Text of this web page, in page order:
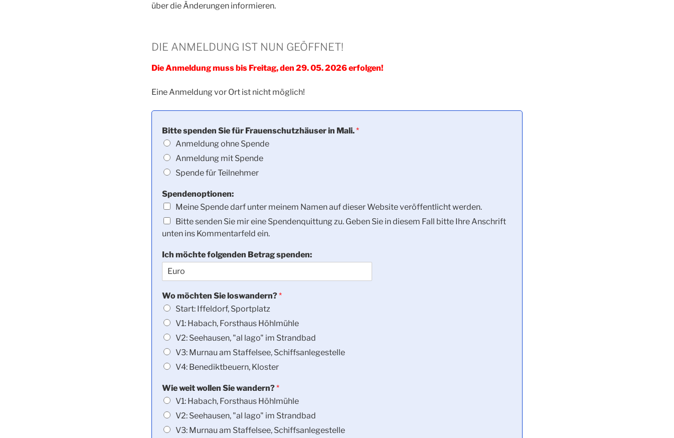
über die Änderungen informieren.
DIE ANMELDUNG IST NUN GEÖFFNET!
Die Anmeldung muss bis Freitag, den 29. 05. 2026 erfolgen!
Eine Anmeldung vor Ort ist nicht möglich!
Bitte spenden Sie für Frauenschutzhäuser in Mali.*
Anmeldung ohne Spende
Anmeldung mit Spende
Spende für Teilnehmer
Spendenoptionen:
Meine Spende darf unter meinem Namen auf dieser Website veröffentlicht werden.
Bitte senden Sie mir eine Spendenquittung zu. Geben Sie in diesem Fall bitte Ihre Anschrift
unten ins Kommentarfeld ein.
Ich möchte folgenden Betrag spenden:
Wo möchten Sie loswandern?*
Start: Iffeldorf, Sportplatz
V1: Habach, Forsthaus Höhlmühle
V2: Seehausen, "al lago" im Strandbad
V3: Murnau am Staffelsee, Schiffsanlegestelle
V4: Benediktbeuern, Kloster
Wie weit wollen Sie wandern?*
V1: Habach, Forsthaus Höhlmühle
V2: Seehausen, "al lago" im Strandbad
V3: Murnau am Staffelsee, Schiffsanlegestelle